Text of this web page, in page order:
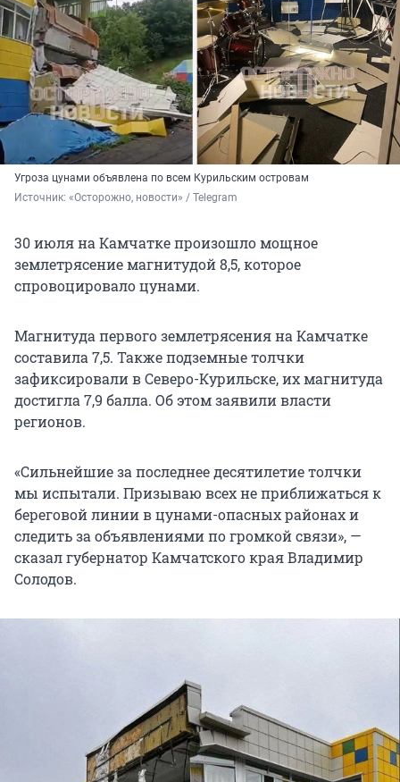
Угроза цунами объявлена по всем Курильским островам
Источник: «Осторожно, новости» / Telegram
30 июля на Камчатке произошло мощное
землетрясение магнитудой 8,5, которое
спровоцировало цунами.
Магнитуда первого землетрясения на Камчатке
составила 7,5. Также подземные толчки
зафиксировали в Северо-Курильске, их магнитуда
достигла 7,9 балла. Об этом заявили власти
регионов.
«Сильнейшие за последнее десятилетие толчки
мы испытали. Призываю всех не приближаться к
береговой линии в цунами-опасных районах и
следить за объявлениями по громкой связи», —
сказал губернатор Камчатского края Владимир
Солодов.